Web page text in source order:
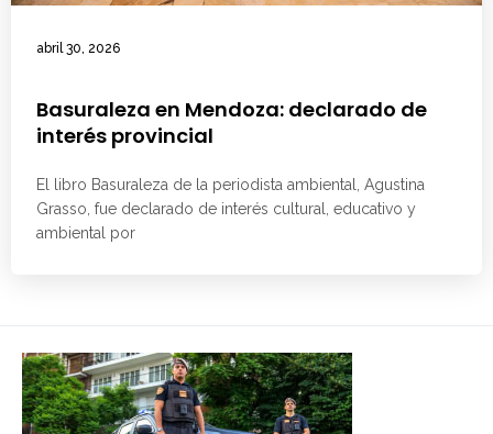
abril 30, 2026
Basuraleza en Mendoza: declarado de
interés provincial
El libro Basuraleza de la periodista ambiental, Agustina
Grasso, fue declarado de interés cultural, educativo y
ambiental por